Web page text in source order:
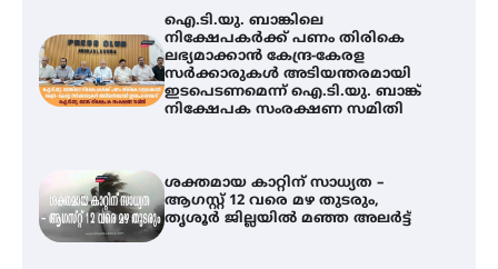
ഐ.ടി.യു. ബാങ്കിലെ
നിക്ഷേപകർക്ക് പണം തിരികെ
ലഭ്യമാക്കാൻ കേന്ദ്ര-കേരള
സർക്കാരുകൾ അടിയന്തരമായി
ഇടപെടണമെന്ന് ഐ.ടി.യു. ബാങ്ക്
നിക്ഷേപക സംരക്ഷണ സമിതി
ശക്തമായ കാറ്റിന് സാധ്യത –
ആഗസ്റ്റ് 12 വരെ മഴ തുടരും,
തൃശൂർ ജില്ലയിൽ മഞ്ഞ അലർട്ട്